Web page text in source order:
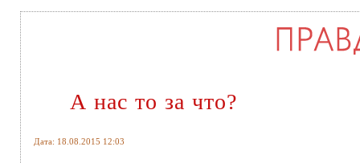
А нас то за что?
Дата: 18.08.2015 12:03